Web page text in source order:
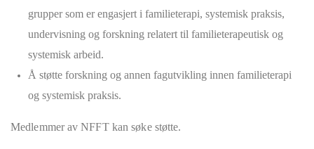
grupper som er engasjert i familieterapi, systemisk praksis,
undervisning og forskning relatert til familieterapeutisk og
systemisk arbeid.
Å støtte forskning og annen fagutvikling innen familieterapi
og systemisk praksis.
Medlemmer av NFFT kan søke støtte.